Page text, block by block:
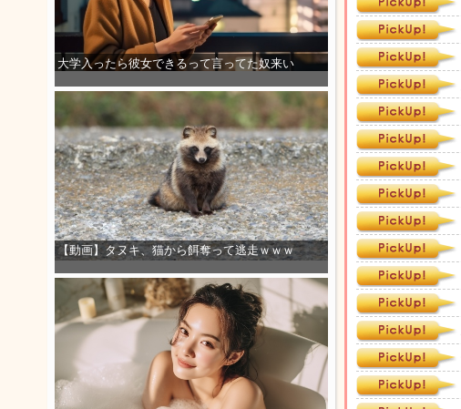
大学入ったら彼女できるって言ってた奴来い
【動画】タヌキ、猫から餌奪って逃走ｗｗｗ